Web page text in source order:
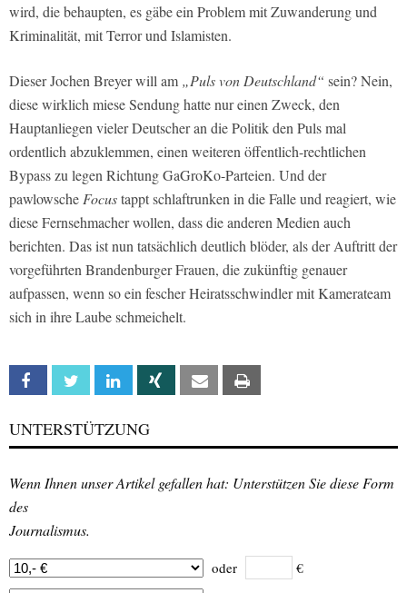
wird, die behaupten, es gäbe ein Problem mit Zuwanderung und
Kriminalität, mit Terror und Islamisten.
Dieser Jochen Breyer will am „Puls von Deutschland“ sein? Nein,
diese wirklich miese Sendung hatte nur einen Zweck, den
Hauptanliegen vieler Deutscher an die Politik den Puls mal
ordentlich abzuklemmen, einen weiteren öffentlich-rechtlichen
Bypass zu legen Richtung GaGroKo-Parteien. Und der
pawlowsche Focustappt schlaftrunken in die Falle und reagiert, wie
diese Fernsehmacher wollen, dass die anderen Medien auch
berichten. Das ist nun tatsächlich deutlich blöder, als der Auftritt der
vorgeführten Brandenburger Frauen, die zukünftig genauer
aufpassen, wenn so ein fescher Heiratsschwindler mit Kamerateam
sich in ihre Laube schmeichelt.
Facebook Twitter Linkedin Xing Email
UNTERSTÜTZUNG
Wenn Ihnen unser Artikel gefallen hat: Unterstützen Sie diese Form
des
Journalismus.
oder €